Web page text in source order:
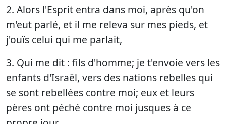
2. Alors l'Esprit entra dans moi, après qu'on
m'eut parlé, et il me releva sur mes pieds, et
j'ouïs celui qui me parlait,
3. Qui me dit : fils d'homme; je t'envoie vers les
enfants d'Israël, vers des nations rebelles qui
se sont rebellées contre moi; eux et leurs
pères ont péché contre moi jusques à ce